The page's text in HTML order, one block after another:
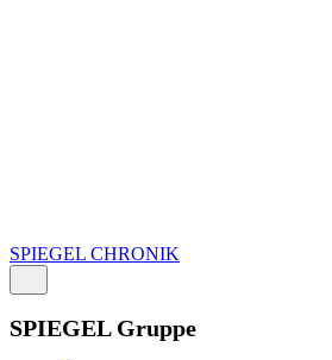
SPIEGEL CHRONIK
SPIEGEL Gruppe